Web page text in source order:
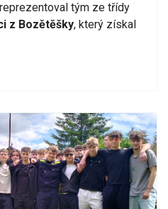
tým ze třídy
z Bozětěšky, který získal